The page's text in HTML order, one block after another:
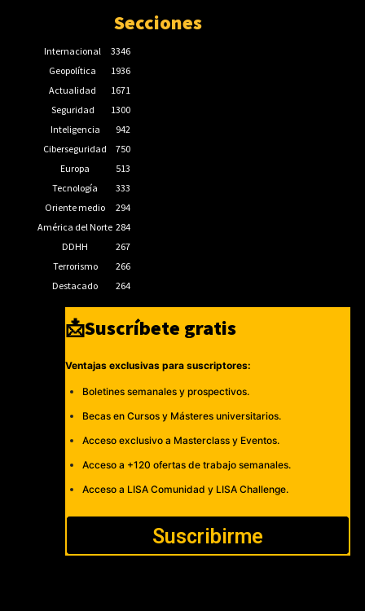
Secciones
Internacional
3346
Geopolítica
1936
Actualidad
1671
Seguridad
1300
Inteligencia
942
Ciberseguridad
750
Europa
513
Tecnología
333
Oriente medio
294
América del Norte 284
DDHH
267
Terrorismo
266
Destacado
264
📩Suscríbete gratis
Ventajas exclusivas para suscriptores:
Boletines semanales y prospectivos.
Becas en Cursos y Másteres universitarios.
Acceso exclusivo a Masterclass y Eventos.
Acceso a +120 ofertas de trabajo semanales.
Acceso a LISA Comunidad y LISA Challenge.
Suscribirme